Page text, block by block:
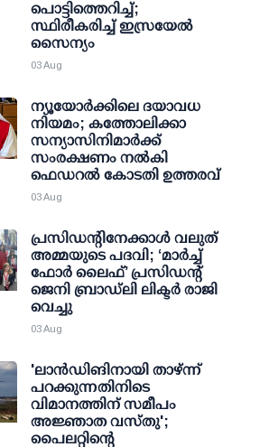
പൊട്ടിത്തെറിച്ച്;
സ്ഥിരീകരിച്ച് ഇസ്രയേൽ
സൈന്യം
03 Aug
ന്യൂയോർക്കിലെ ദയാവധ
നിയമം; കത്തോലിക്കാ
സന്യാസിനിമാർക്ക്
സംരക്ഷണം നൽകി
ഫെഡറല്‍ കോടതി ഉത്തരവ്
03 Aug
പ്രസിഡന്റിനേക്കാള്‍ വലുത്
അമ്മയുടെ പദവി; ‘മാര്‍ച്ച്
ഫോര്‍ ലൈഫ്’ പ്രസിഡന്റ്
ജെനി ബ്രാഡ്ലി ലിക്ടര്‍ രാജി
വെച്ചു
03 Aug
'ലാന്‍ഡിങിനായി താഴ്ന്ന്
പറക്കുന്നതിനിടെ
വിമാനത്തിന് സമീപം
അജ്ഞാത വസ്തു';
പൈലറ്റിന്റെ